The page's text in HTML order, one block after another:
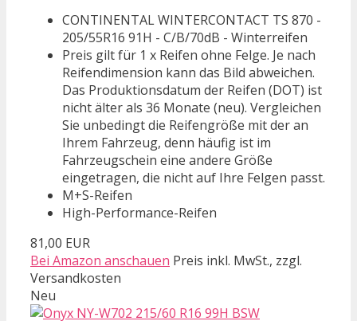
CONTINENTAL WINTERCONTACT TS 870 -
205/55R16 91H - C/B/70dB - Winterreifen
Preis gilt für 1 x Reifen ohne Felge. Je nach
Reifendimension kann das Bild abweichen.
Das Produktionsdatum der Reifen (DOT) ist
nicht älter als 36 Monate (neu). Vergleichen
Sie unbedingt die Reifengröße mit der an
Ihrem Fahrzeug, denn häufig ist im
Fahrzeugschein eine andere Größe
eingetragen, die nicht auf Ihre Felgen passt.
M+S-Reifen
High-Performance-Reifen
81,00 EUR
Bei Amazon anschauen Preis inkl. MwSt., zzgl.
Versandkosten
Neu